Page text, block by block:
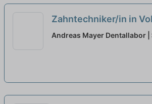
Zahntechniker/in in
Andreas Mayer Dentallabor